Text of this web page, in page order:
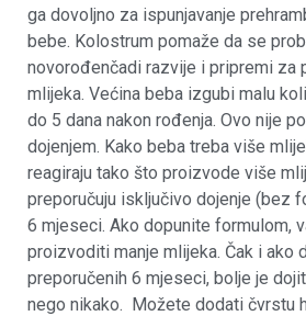
ga dovoljno za ispunjavanje
bebe. Kolostrum pomaže da se
novorođenčadi razvije i pripremi za
mlijeka. Većina beba izgubi malu
do 5 dana nakon rođenja. Ovo nije
dojenjem. Kako beba treba više
reagiraju tako što proizvode više
preporučuju isključivo dojenje (bez
6 mjeseci. Ako dopunite formulom,
proizvoditi manje mlijeka. Čak i ako
preporučenih 6 mjeseci, bolje je
nego nikako. Možete dodati čvrstu